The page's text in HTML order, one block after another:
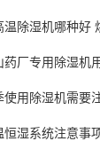
温除湿机哪种好
药厂专用除湿机
使用除湿机需要
恒湿系统注意事